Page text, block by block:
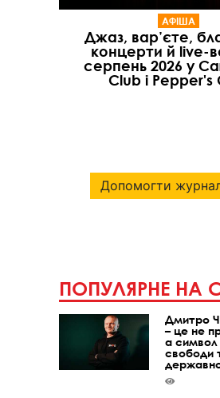
АФІША
Джаз, вар’єте,
концерти й live-
серпень 2026 у
Club і Pepper's
Допомогти
ПОПУЛЯРНЕ НА
Дмитро
– це не
а символ
свободи